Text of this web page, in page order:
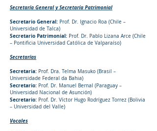
Secretaría General y Secretaría Patrimonial
Secretario General: Prof. Dr. Ignacio Roa (Chile –
Universidad de Talca)
Secretario Patrimonial: Prof. Dr. Pablo Lizana Arce (Chile
– Pontificia Universidad Católica de Valparaíso)
Secretarías
Secretaria: Prof. Dra. Telma Masuko (Brasil –
Universidade Federal da Bahia)
Secretario: Prof. Dr. Manuel Bernal (Paraguay –
Universidad Nacional de Asunción)
Secretario: Prof. Dr. Víctor Hugo Rodríguez Torrez (Bolivia
– Universidad del Valle)
Vocales